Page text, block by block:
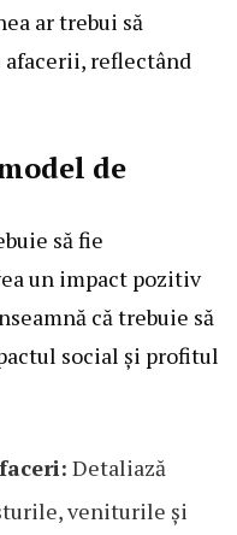
ar trebui să
reflectând
de
să fie
un impact pozitiv
că trebuie să
social și profitul
Detaliază
veniturile și